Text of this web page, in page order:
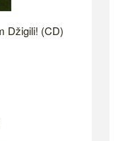
Džigili! (CD)